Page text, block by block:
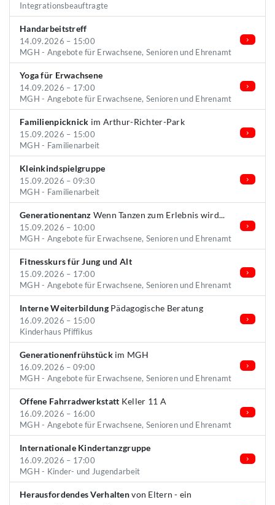
Integrationsbeauftragte
Handarbeitstreff
14.09.2026 – 15:00
MGH - Angebote für Erwachsene, Senioren und Ehrenamt
Yoga für Erwachsene
14.09.2026 – 17:00
MGH - Angebote für Erwachsene, Senioren und Ehrenamt
Familienpicknick im Arthur-Richter-Park
15.09.2026 – 15:00
MGH - Familienarbeit
Kleinkindspielgruppe
15.09.2026 – 09:30
MGH - Familienarbeit
Generationentanz Wenn Tanzen zum Erlebnis wird...
15.09.2026 – 10:00
MGH - Angebote für Erwachsene, Senioren und Ehrenamt
Fitnesskurs für Jung und Alt
15.09.2026 – 17:00
MGH - Angebote für Erwachsene, Senioren und Ehrenamt
Interne WeiterbildungPädagogische Beratung
16.09.2026 – 15:00
Kinderhaus Pfiffikus
Generationenfrühstückim MGH
16.09.2026 – 09:00
MGH - Angebote für Erwachsene, Senioren und Ehrenamt
Offene Fahrradwerkstatt Keller 11 A
16.09.2026 – 16:00
MGH - Angebote für Erwachsene, Senioren und Ehrenamt
Internationale Kindertanzgruppe
16.09.2026 – 17:00
MGH - Kinder- und Jugendarbeit
Herausfordendes Verhaltenvon Eltern - ein